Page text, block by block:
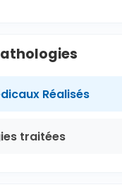
Réalisés
traitées